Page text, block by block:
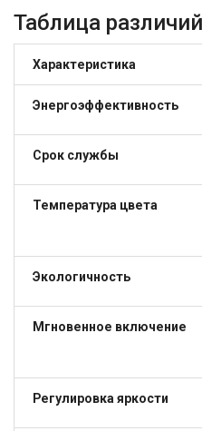
Таблица различий
Характеристика
Энергоэффективность
Срок службы
Температура цвета
Экологичность
Мгновенное включение
Регулировка яркости